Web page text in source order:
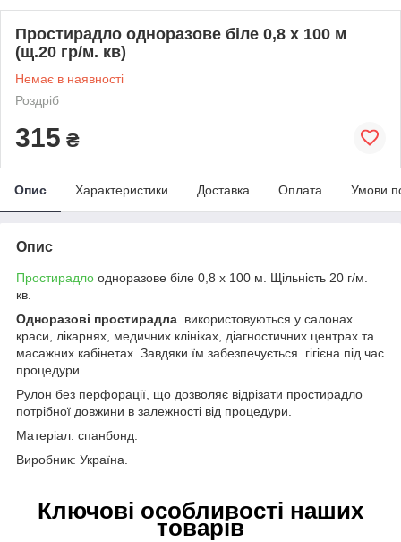
Простирадло одноразове біле 0,8 х 100 м
(щ.20 гр/м. кв)
Немає в наявності
Роздріб
315 ₴
Опис Характеристики Доставка Оплата Умови
Опис
Простирадло одноразове біле 0,8 х 100 м. Щільність 20 г/м.
кв.
Одноразові простирадла використовуються у салонах
краси, лікарнях, медичних клініках, діагностичних центрах та
масажних кабінетах. Завдяки їм забезпечується гігієна під час
процедури.
Рулон без перфорації, що дозволяє відрізати простирадло
потрібної довжини в залежності від процедури.
Матеріал: спанбонд.
Виробник: Україна.
Ключові особливості наших
товарів